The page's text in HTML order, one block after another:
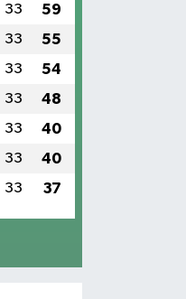
33 59
33 55
33 54
33 48
33 40
33 40
33 37